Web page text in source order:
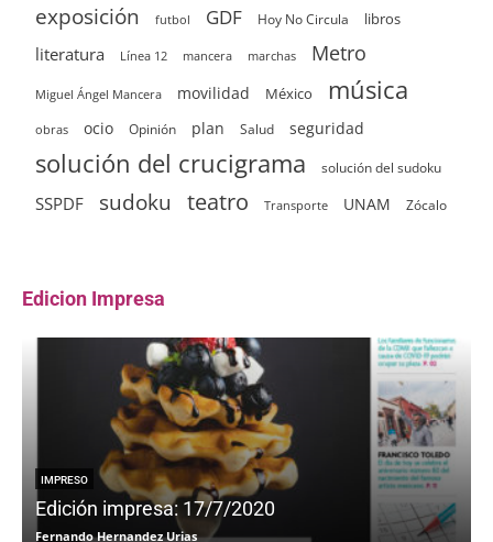
exposición futbol GDF Hoy No Circula libros
literatura Línea 12 mancera marchas Metro
Miguel Ángel Mancera movilidad México música
obras ocio Opinión plan Salud seguridad
solución del crucigrama solución del sudoku
SSPDF sudoku teatro Transporte UNAM Zócalo
Edicion Impresa
IMPRESO
Edición impresa: 17/7/2020
Fernando Hernandez Urias